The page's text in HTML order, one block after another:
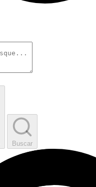
Buscar